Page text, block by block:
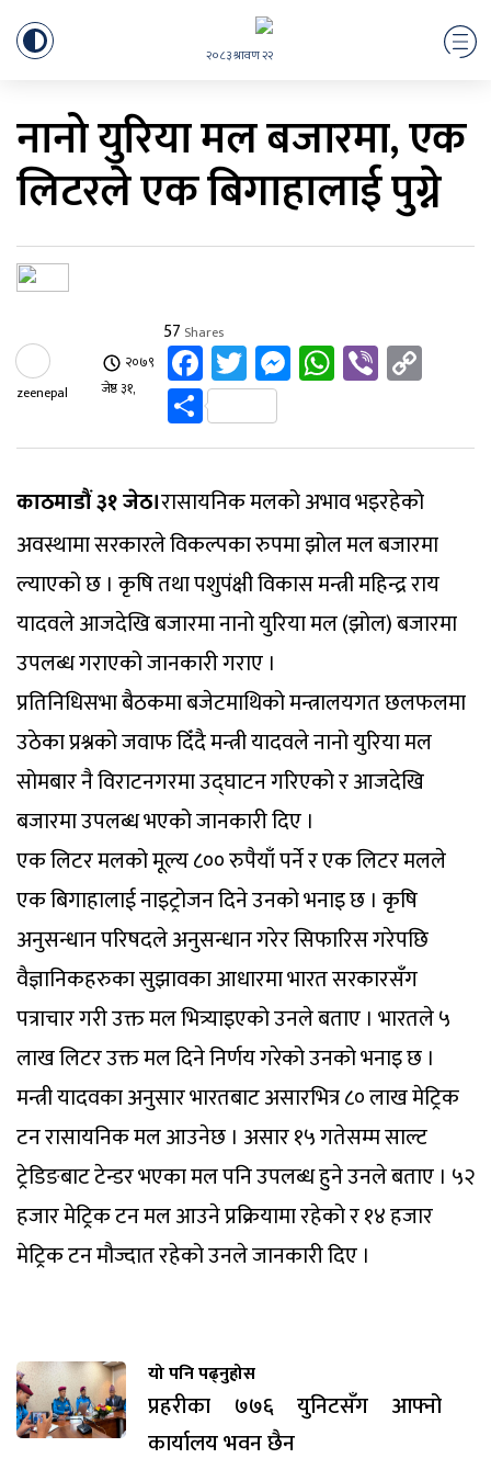
२०८३ श्रावण २२
नानो युरिया मल बजारमा, एक
लिटरले एक बिगाहालाई पुग्ने
zeenepal
२०७९
जेष्ठ ३१,
57 Shares
Facebook
Twitter
Messenger
WhatsApp
Viber
Share
काठमाडौं ३१ जेठ।रासायनिक मलको अभाव भइरहेको
अवस्थामा सरकारले विकल्पका रुपमा झोल मल बजारमा
ल्याएको छ । कृषि तथा पशुपंक्षी विकास मन्त्री महिन्द्र राय
यादवले आजदेखि बजारमा नानो युरिया मल (झोल) बजारमा
उपलब्ध गराएको जानकारी गराए ।
प्रतिनिधिसभा बैठकमा बजेटमाथिको मन्त्रालयगत छलफलमा
उठेका प्रश्नको जवाफ दिँदै मन्त्री यादवले नानो युरिया मल
सोमबार नै विराटनगरमा उद्घाटन गरिएको र आजदेखि
बजारमा उपलब्ध भएको जानकारी दिए ।
एक लिटर मलको मूल्य ८०० रुपैयाँ पर्ने र एक लिटर मलले
एक बिगाहालाई नाइट्रोजन दिने उनको भनाइ छ । कृषि
अनुसन्धान परिषदले अनुसन्धान गरेर सिफारिस गरेपछि
वैज्ञानिकहरुका सुझावका आधारमा भारत सरकारसँग
पत्राचार गरी उक्त मल भित्र्याइएको उनले बताए । भारतले ५
लाख लिटर उक्त मल दिने निर्णय गरेको उनको भनाइ छ ।
मन्त्री यादवका अनुसार भारतबाट असारभित्र ८० लाख मेट्रिक
टन रासायनिक मल आउनेछ । असार १५ गतेसम्म साल्ट
ट्रेडिङबाट टेन्डर भएका मल पनि उपलब्ध हुने उनले बताए । ५२
हजार मेट्रिक टन मल आउने प्रक्रियामा रहेको र १४ हजार
मेट्रिक टन मौज्दात रहेको उनले जानकारी दिए ।
यो पनि पढ्नुहोस
प्रहरीका ७७६ युनिटसँग आफ्नो
कार्यालय भवन छैन